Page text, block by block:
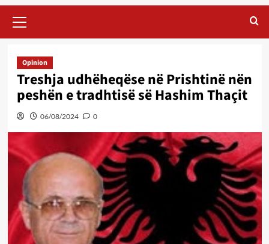
Menu
Opinion
Treshja udhëheqëse në Prishtinë nën
peshën e tradhtisë së Hashim Thaçit
06/08/2024 0